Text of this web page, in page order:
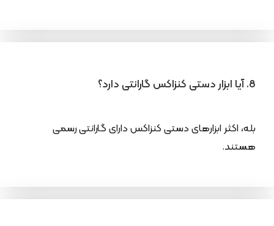
8. آیا ابزار دستی کنزاکس گارانتی دارد؟
بله، اکثر ابزارهای دستی کنزاکس دارای گارانتی رسمی
هستند.